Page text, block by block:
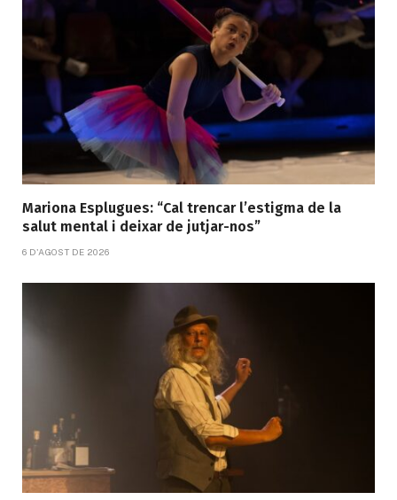
Mariona Esplugues: “Cal trencar l’estigma de la
salut mental i deixar de jutjar-nos”
6 D'AGOST DE 2026